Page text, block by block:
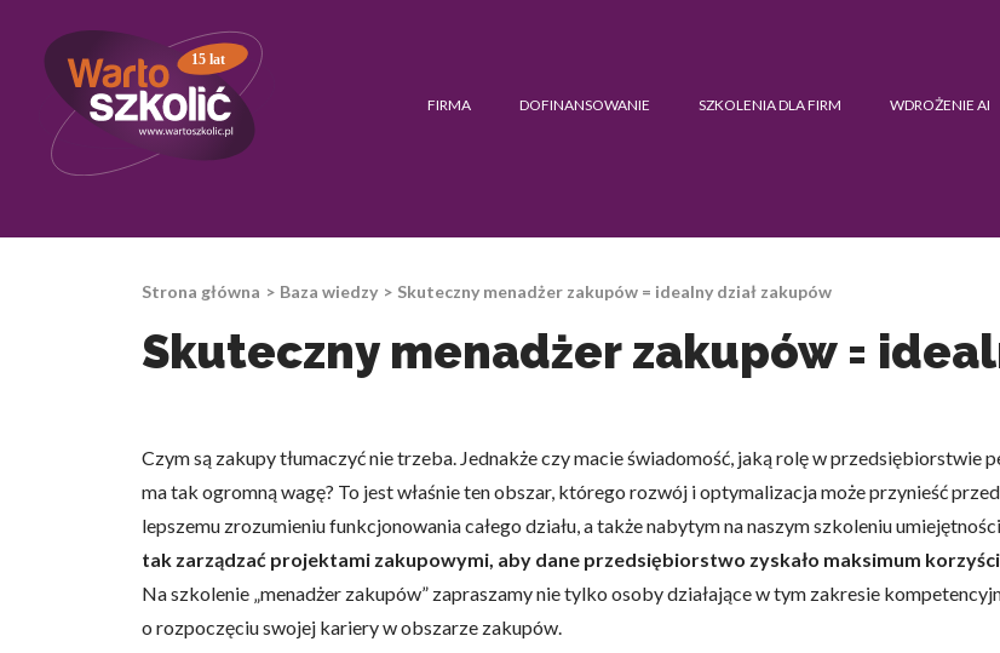
15 lat
FIRMA DOFINANSOWANIE SZKOLENIA DLA FIRM WDROŻENIE AI
Strona główna Baza wiedzy Skuteczny menadżer zakupów = idealny dział zakupów
Skuteczny menadżer zakupów =
Czym są zakupy tłumaczyć nie trzeba. Jednakże czy macie świadomość, jaką rolę w przedsiębiorstwie
ma tak ogromną wagę? To jest właśnie ten obszar, którego rozwój i optymalizacja może przynieść
lepszemu zrozumieniu funkcjonowania całego działu, a także nabytym na naszym szkoleniu
tak zarządzać projektami zakupowymi, aby dane przedsiębiorstwo zyskało maksimum
Na szkolenie „menadżer zakupów” zapraszamy nie tylko osoby działające w tym zakresie
o rozpoczęciu swojej kariery w obszarze zakupów.